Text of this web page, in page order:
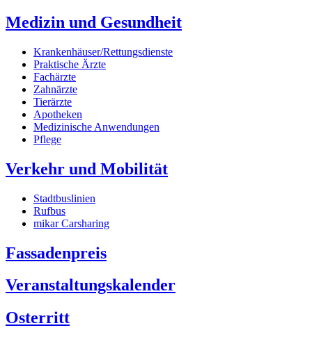
Medizin und Gesundheit
Krankenhäuser/Rettungsdienste
Praktische Ärzte
Fachärzte
Zahnärzte
Tierärzte
Apotheken
Medizinische Anwendungen
Pflege
Verkehr und Mobilität
Stadtbuslinien
Rufbus
mikar Carsharing
Fassadenpreis
Veranstaltungskalender
Osterritt